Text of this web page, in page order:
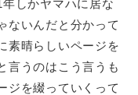
しかヤマハに居な
ないんだと分かって
素晴らしいページを
言うのはこう言うも
ジを綴っていくって